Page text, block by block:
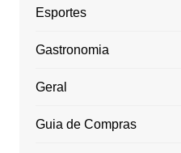
Esportes
Gastronomia
Geral
Guia de Compras